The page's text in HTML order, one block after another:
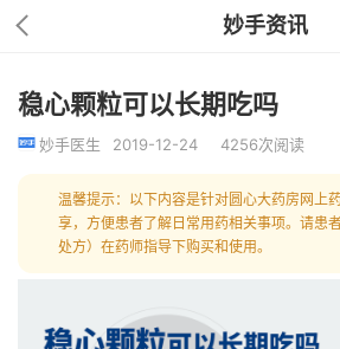
妙手资讯
稳心颗粒可以长期吃吗
妙手医生 2019-12-24 4256次阅读
温馨提示：以下内容是针对圆心大药房网上
享，方便患者了解日常用药相关事项。请患
处方）在药师指导下购买和使用。